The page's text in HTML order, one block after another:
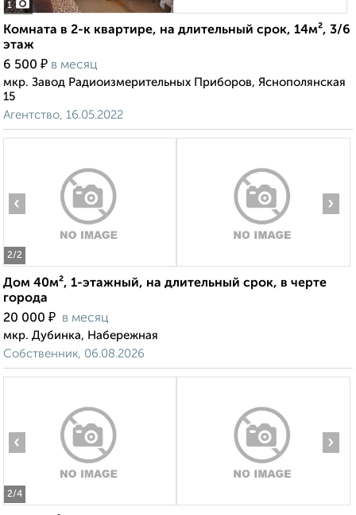
1
Комната в 2-к квартире, на длительный срок, 14м², 3/6
этаж
6 500 ₽ в месяц
мкр. Завод Радиоизмерительных Приборов, Яснополянская
15
Агентство, 16.05.2022
2/2
‹ ›
Дом 40м², 1-этажный, на длительный срок, в черте
города
20 000 ₽ в месяц
мкр. Дубинка, Набережная
Собственник, 06.08.2026
2/4
‹ ›